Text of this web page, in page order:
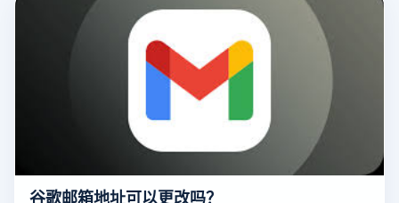
关账号信息。
谷歌邮箱地址可以更改吗？